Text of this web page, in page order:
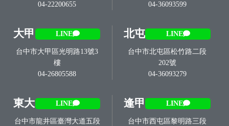
04-22200655
04-36093599
大甲 LINE
台中市大甲區光明路13號3
樓
04-26805588
北屯 LINE
台中市北屯區松竹路二段
202號
04-36093279
東大 LINE
台中市龍井區臺灣大道五段
逢甲 LINE
台中市西屯區黎明路三段